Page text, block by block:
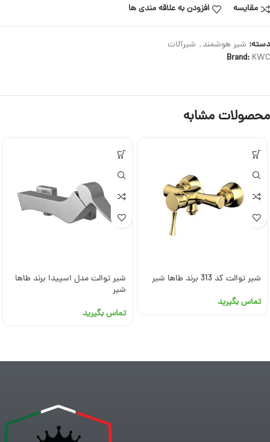
مقایسه
افزودن به علاقه مندی ها
دسته: شیر هوشمند, شیرآلات
Brand: KWC
محصولات مشابه
شیر توالت کد 313 برند طاها شیر
تماس بگیرید
شیر توالت مدل اسپیدا برند طاها
شیر
تماس بگیرید